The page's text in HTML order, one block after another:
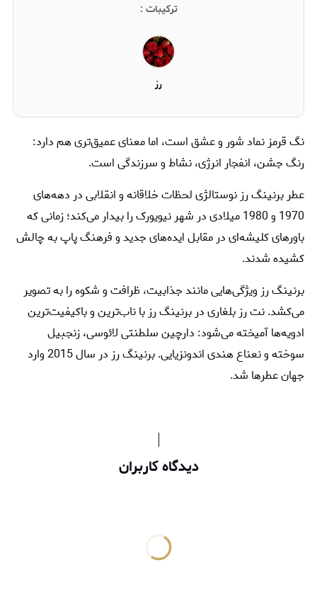
ترکیبات :
رز
نگ قرمز نماد شور و عشق است، اما معنای عمیق‌تری هم دارد:
رنگ جشن، انفجار انرژی، نشاط و سرزندگی است.
عطر برنینگ رز نوستالژی لحظات خلاقانه و انقلابی در دهه‌های
1970 و 1980 میلادی در شهر نیویورک را بیدار می‌کند؛ زمانی که
باورهای کلیشه‌ای در مقابل ایده‌های جدید و فرهنگ پاپ به چالش
کشیده شدند.
برنینگ رز ویژگی‌هایی مانند جذابیت، ظرافت و شکوه را به تصویر
می‌کشد. نت رز بلغاری در برنینگ رز با ناب‌ترین و باکیفیت‌ترین
ادویه‌ها آمیخته می‌شود: دارچین سلطنتی لائوسی، زنجبیل
سوخته و نعناع هندی اندونزیایی. برنینگ رز در سال 2015 وارد
جهان عطرها شد.
دیدگاه کاربران